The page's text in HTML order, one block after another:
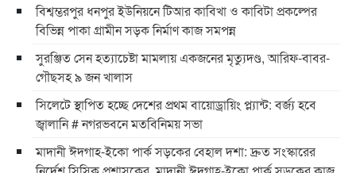
বিশ্বম্ভরপুর ধনপুর ইউনিয়নে টিআর কাবিখা ও কাবিটা প্রকল্পের
বিভিন্ন পাকা গ্রামীন সড়ক নির্মাণ কাজ সমপন্ন
সুরঞ্জিত সেন হত্যাচেষ্টা মামলায় একজনের মৃত্যুদণ্ড, আরিফ-বাবর-
গৌছসহ ৯ জন খালাস
​সিলেটে স্থাপিত হচ্ছে দেশের প্রথম বায়োড্রায়িং প্ল্যান্ট: বর্জ্য হবে
জ্বালানি ​# নগরভবনে মতবিনিময় সভা
​মাদানী ঈদগাহ-ইকো পার্ক সড়কের বেহাল দশা: দ্রুত সংস্কারের